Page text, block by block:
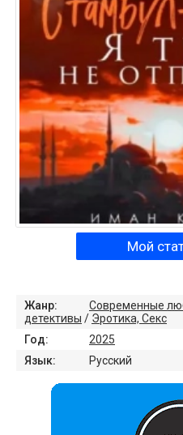
Мой
Жанр: Современные
детективы / Эротика, Секс
Год:
2025
Язык:
Русский